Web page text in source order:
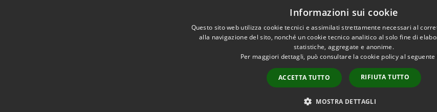
Dichiarazione di accessibilità
Informazioni sui cookie
Questo sito web utilizza cookie tecnici e assimilati strettamente necessari al
alla navigazione del sito, nonché un cookie tecnico analitico al solo fine di
statistiche, aggregate e anonime.
Per maggiori dettagli, può consultare la cookie policy al seguente
ACCETTA TUTTO RIFIUTA TUTTO
MOSTRA DETTAGLI